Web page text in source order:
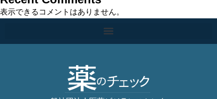
表示できるコメントはありません。